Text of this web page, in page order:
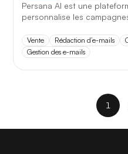
Persana AI est une
personnalise les
Vente Rédaction d’e-mails
Gestion des e-mails
1